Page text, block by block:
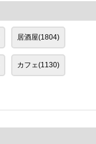
居酒屋(1804)
カフェ(1130)